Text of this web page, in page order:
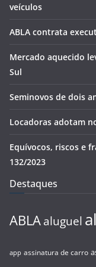
veículos
ABLA contrata
Mercado aquecido
Sul
Seminovos de dois
Locadoras adotam
Equívocos, riscos e
132/2023
Destaques
ABLA aluguel
app assinatura de carro